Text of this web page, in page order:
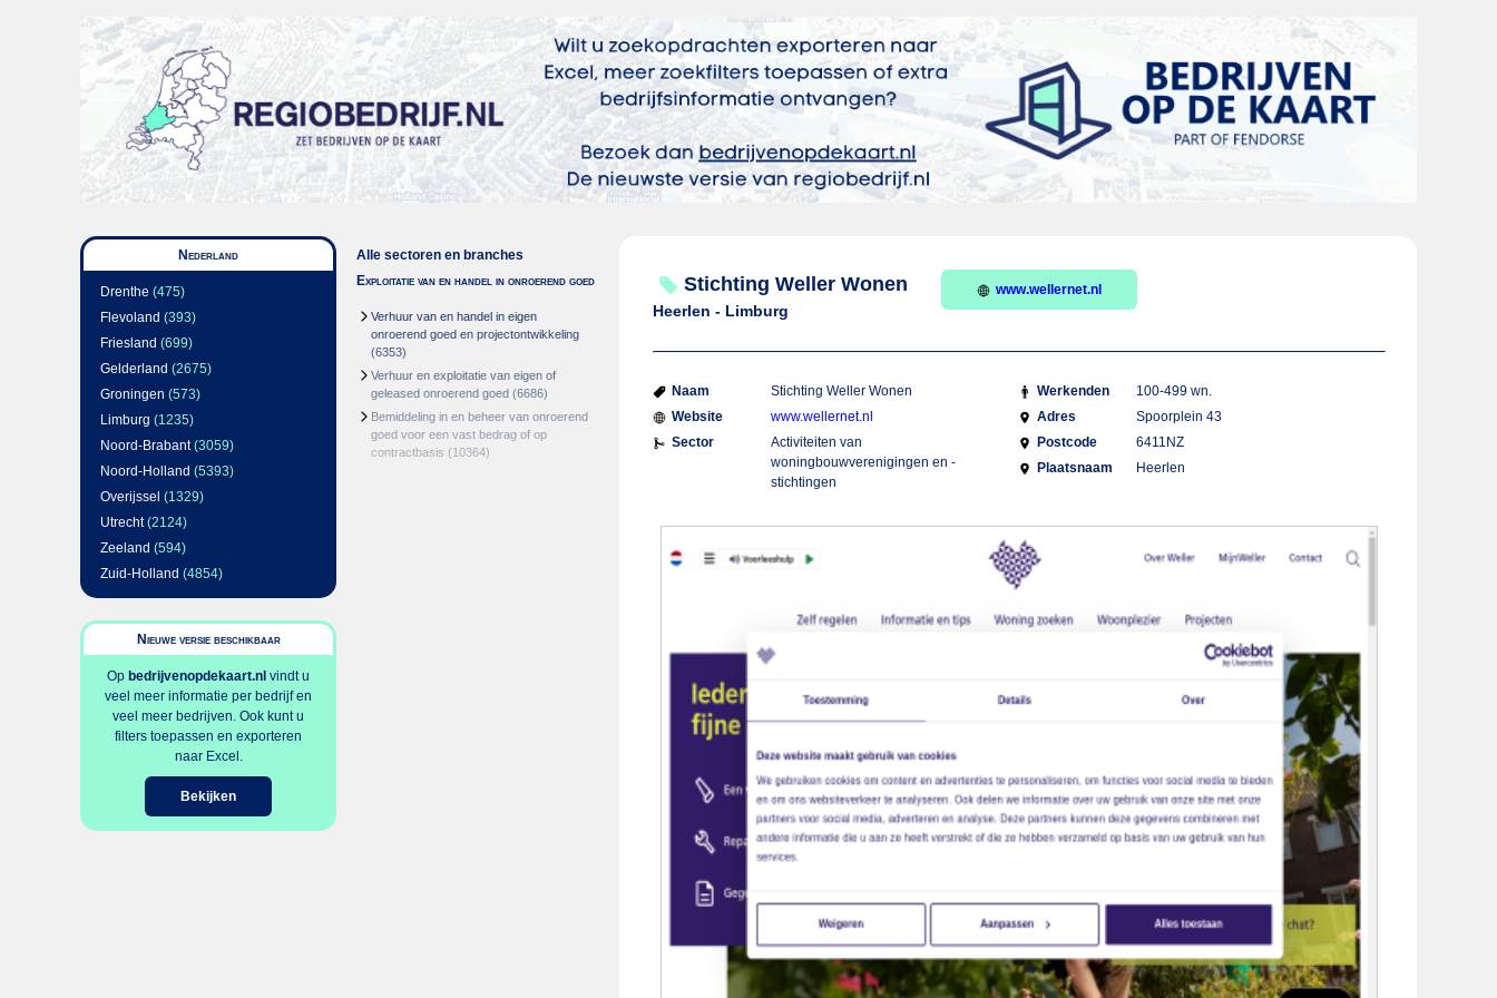
Nederland
Drenthe (475)
Flevoland (393)
Friesland (699)
Gelderland (2675)
Groningen (573)
Limburg (1235)
Noord-Brabant(3059)
Noord-Holland (5393)
Overijssel (1329)
Utrecht(2124)
Zeeland (594)
Zuid-Holland (4854)
Nieuwe versie beschikbaar
Op bedrijvenopdekaart.nl vindt u
veel meer informatie per bedrijf en
veel meer bedrijven. Ook kunt u
filters toepassen en exporteren
naar Excel.
Bekijken
Alle sectoren en branches
Exploitatie van en handel in onroerend goed
Verhuur van en handel in eigen
onroerend goed en projectontwikkeling
(6353)
Verhuur en exploitatie van eigen of
geleased onroerend goed (6686)
Bemiddeling in en beheer van onroerend
goed voor een vast bedrag of op
contractbasis (10364)
Stichting Weller Wonen
Heerlen - Limburg
www.wellernet.nl
Naam
Stichting Weller Wonen
Website
www.wellernet.nl
Sector
Activiteiten van
woningbouwverenigingen en -
stichtingen
Werkenden
100-499 wn.
Adres
Spoorplein 43
Postcode
6411NZ
Plaatsnaam
Heerlen